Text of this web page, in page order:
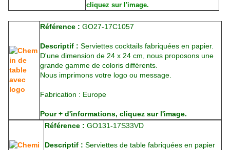
cliquez sur l'image.
Référence : GO27-17C1057
Descriptif : Serviettes cocktails fabriquées en papier.
D'une dimension de 24 x 24 cm, nous proposons une
grande gamme de coloris différents.
Nous imprimons votre logo ou message.
Fabrication : Europe
Pour + d'informations, cliquez sur l'image.
Référence : GO131-17S33VD
Descriptif : Serviettes de table fabriquées en papier